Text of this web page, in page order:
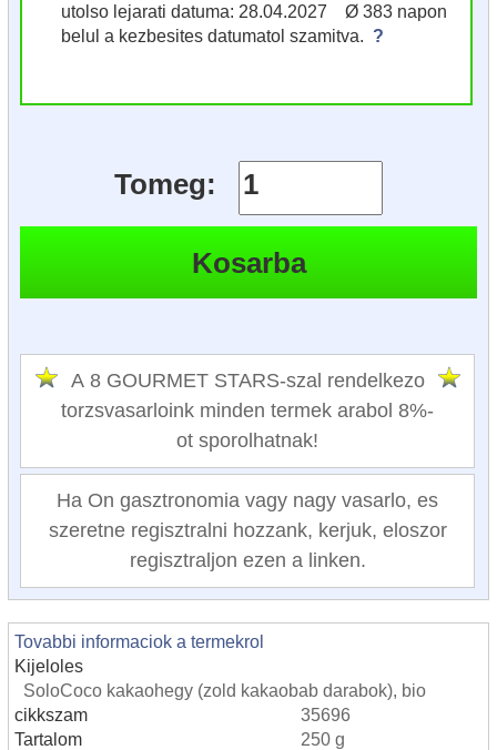
utolso lejarati datuma: 28.04.2027 Ø 383 napon
belul a kezbesites datumatol szamitva. ?
Tomeg:
A 8 GOURMET STARS-szal rendelkezo
torzsvasarloink minden termek arabol 8%-
ot sporolhatnak!
Ha On gasztronomia vagy nagy vasarlo, es
szeretne regisztralni hozzank, kerjuk, eloszor
regisztraljon ezen a linken.
Tovabbi informaciok a termekrol
Kijeloles
SoloCoco kakaohegy (zold kakaobab darabok), bio
cikkszam
35696
Tartalom
250 g